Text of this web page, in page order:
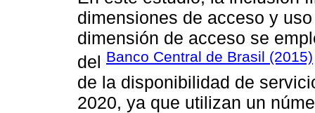
dimensio­nes de acceso y
dimensión de acceso se
del Banco Central de Brasil (2015)
de la disponibilidad de
2020, ya que utilizan un